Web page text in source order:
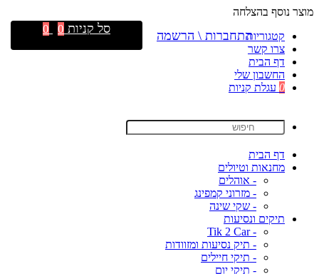
מוצר נוסף בהצלחה
קטגוריות
צרו קשר
דף הבית
החשבון שלי
0 עגלת קניות
דף הבית
מחנאות וטיולים
- אוהלים
- מזרוני קמפינג
- שקי שינה
תיקים ונסיעות
- Tik 2 Car
- תיק נסיעות ומזוודות
- תיקי חיילים
- תיקי יום
התחברות \ הרשמה סל קניות 0
0